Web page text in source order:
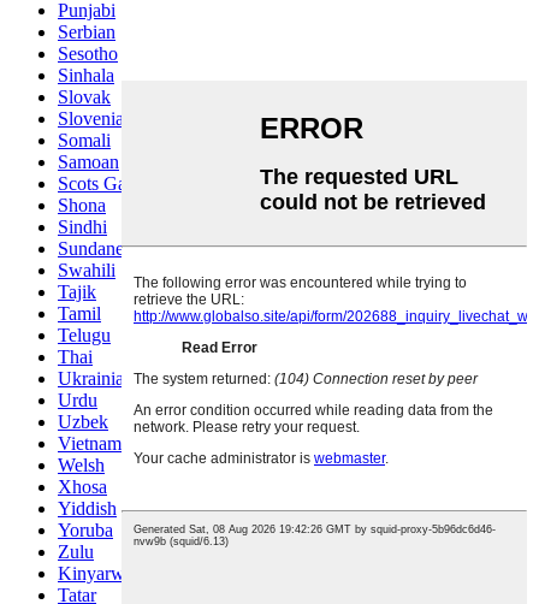
Punjabi
Serbian
Sesotho
Sinhala
Slovak
Slovenian
Somali
Samoan
Scots Gaelic
Shona
Sindhi
Sundanese
Swahili
Tajik
Tamil
Telugu
Thai
Ukrainian
Urdu
Uzbek
Vietnamese
Welsh
Xhosa
Yiddish
Yoruba
Zulu
Kinyarwanda
Tatar